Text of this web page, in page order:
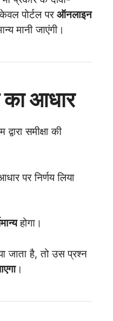
पोर्टल परऑनलाइन
मानी जाएंगी।
का आधार
समीक्षा की
पर निर्णय लिया
होगा।
जाता है, तो उस प्रश्न
।